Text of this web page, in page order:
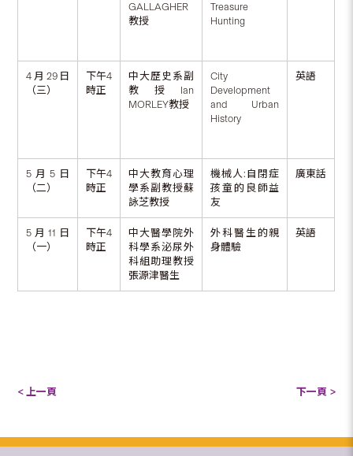
GALLAGHER
教授
Treasure
Hunting
4月29日
（三）
下午4
時正
中大歷史系副
教授Ian
MORLEY教授
City
Development
and Urban
History
英語
5月5日
（二）
下午4
時正
中大教育心理
學系副教授蘇
詠芝教授
機械人:自閉症
孩童的良師益
友
廣東話
5月11日
（一）
下午4
時正
中大醫學院外
科學系泌尿外
科組助理教授
張源津醫生
外科醫生的親
身體驗
英語
< 上一頁 下一頁 >